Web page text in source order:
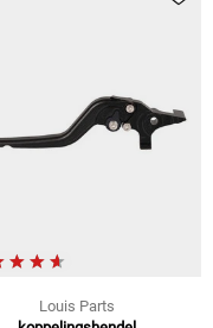
Louis Parts